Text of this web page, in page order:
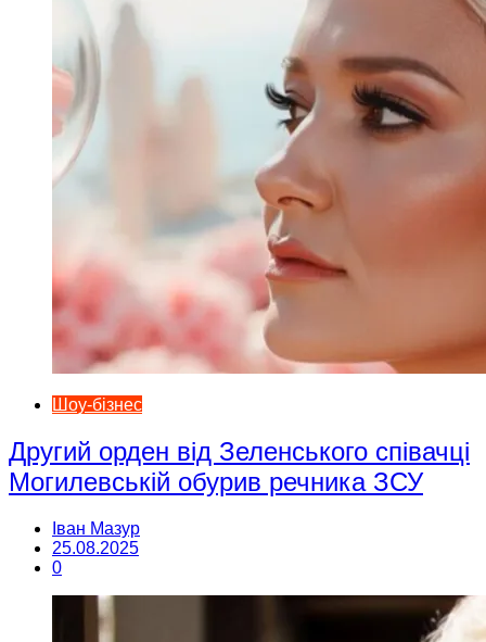
Шоу-бізнес
Другий орден від Зеленського співачці
Могилевській обурив речника ЗСУ
Іван Мазур
25.08.2025
0